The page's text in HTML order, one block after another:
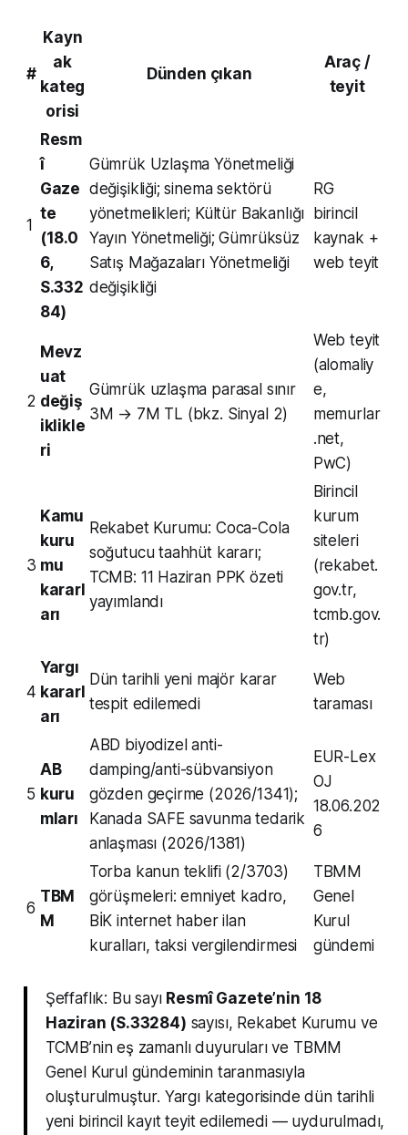
#
Kayn
ak
kateg
orisi
Dünden çıkan
Araç /
teyit
1
Resm
î
Gaze
te
(18.0
6,
S.332
84)
Gümrük Uzlaşma Yönetmeliği
değişikliği; sinema sektörü
yönetmelikleri; Kültür Bakanlığı
Yayın Yönetmeliği; Gümrüksüz
Satış Mağazaları Yönetmeliği
değişikliği
RG
birincil
kaynak +
web teyit
2
Mevz
uat
değiş
iklikle
ri
Gümrük uzlaşma parasal sınır
3M → 7M TL (bkz. Sinyal 2)
Web teyit
(alomaliy
e,
memurlar
.net,
PwC)
3
Kamu
kuru
mu
kararl
arı
Rekabet Kurumu: Coca-Cola
soğutucu taahhüt kararı;
TCMB: 11 Haziran PPK özeti
yayımlandı
Birincil
kurum
siteleri
(rekabet.
gov.tr,
tcmb.gov.
tr)
4
Yargı
kararl
arı
Dün tarihli yeni majör karar
tespit edilemedi
Web
taraması
5
AB
kuru
mları
ABD biyodizel anti-
damping/anti-sübvansiyon
gözden geçirme (2026/1341);
Kanada SAFE savunma tedarik
anlaşması (2026/1381)
EUR-Lex
OJ
18.06.202
6
6
TBM
M
Torba kanun teklifi (2/3703)
görüşmeleri: emniyet kadro,
BİK internet haber ilan
kuralları, taksi vergilendirmesi
TBMM
Genel
Kurul
gündemi
Şeffaflık: Bu sayı Resmî Gazete’nin 18
Haziran (S.33284) sayısı, Rekabet Kurumu ve
TCMB’nin eş zamanlı duyuruları ve TBMM
Genel Kurul gündeminin taranmasıyla
oluşturulmuştur. Yargı kategorisinde dün tarihli
yeni birincil kayıt teyit edilemedi — uydurulmadı,